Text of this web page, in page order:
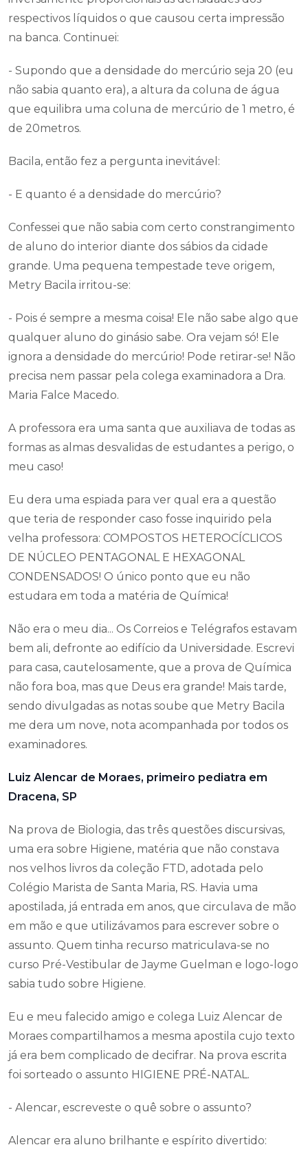
respectivos líquidos o que causou certa impressão
na banca. Continuei:
- Supondo que a densidade do mercúrio seja 20 (eu
não sabia quanto era), a altura da coluna de água
que equilibra uma coluna de mercúrio de 1 metro, é
de 20metros.
Bacila, então fez a pergunta inevitável:
- E quanto é a densidade do mercúrio?
Confessei que não sabia com certo constrangimento
de aluno do interior diante dos sábios da cidade
grande. Uma pequena tempestade teve origem,
Metry Bacila irritou-se:
- Pois é sempre a mesma coisa! Ele não sabe algo que
qualquer aluno do ginásio sabe. Ora vejam só! Ele
ignora a densidade do mercúrio! Pode retirar-se! Não
precisa nem passar pela colega examinadora a Dra.
Maria Falce Macedo.
A professora era uma santa que auxiliava de todas as
formas as almas desvalidas de estudantes a perigo, o
meu caso!
Eu dera uma espiada para ver qual era a questão
que teria de responder caso fosse inquirido pela
velha professora: COMPOSTOS HETEROCÍCLICOS
DE NÚCLEO PENTAGONAL E HEXAGONAL
CONDENSADOS! O único ponto que eu não
estudara em toda a matéria de Química!
Não era o meu dia... Os Correios e Telégrafos estavam
bem ali, defronte ao edifício da Universidade. Escrevi
para casa, cautelosamente, que a prova de Química
não fora boa, mas que Deus era grande! Mais tarde,
sendo divulgadas as notas soube que Metry Bacila
me dera um nove, nota acompanhada por todos os
examinadores.
Luiz Alencar de Moraes, primeiro pediatra em
Dracena, SP
Na prova de Biologia, das três questões discursivas,
uma era sobre Higiene, matéria que não constava
nos velhos livros da coleção FTD, adotada pelo
Colégio Marista de Santa Maria, RS. Havia uma
apostilada, já entrada em anos, que circulava de mão
em mão e que utilizávamos para escrever sobre o
assunto. Quem tinha recurso matriculava-se no
curso Pré-Vestibular de Jayme Guelman e logo-logo
sabia tudo sobre Higiene.
Eu e meu falecido amigo e colega Luiz Alencar de
Moraes compartilhamos a mesma apostila cujo texto
já era bem complicado de decifrar. Na prova escrita
foi sorteado o assunto HIGIENE PRÉ-NATAL.
- Alencar, escreveste o quê sobre o assunto?
Alencar era aluno brilhante e espírito divertido: